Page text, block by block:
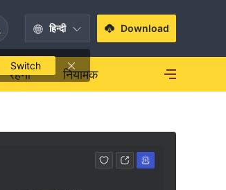
हिन्दी
Switch
Download
रहना नियामक